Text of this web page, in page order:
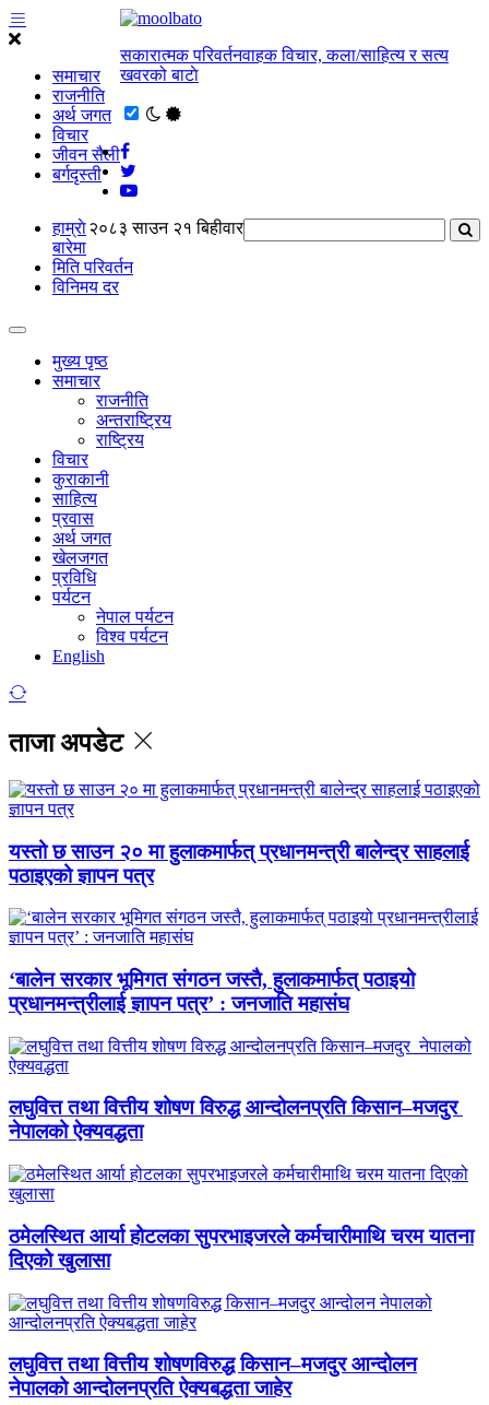
समाचार
राजनीति
अर्थ जगत
विचार
जीवन सैली
बर्गदृस्ती
सकारात्मक परिवर्तनवाहक विचार, कला/साहित्य र सत्य
खवरको बाटाे
२०८३ साउन २१ बिहीवार
हाम्राे
बारेमा
मिति परिवर्तन
विनिमय दर
मुख्य पृष्ठ
समाचार
राजनीति
अन्तराष्ट्रिय
राष्ट्रिय
विचार
कुराकानी
साहित्य
प्रवास
अर्थ जगत
खेलजगत
प्रविधि
पर्यटन
नेपाल पर्यटन
विश्व पर्यटन
English
ताजा अपडेट
यस्तो छ साउन २० मा हुलाकमार्फत् प्रधानमन्त्री बालेन्द्र साहलाई
पठाइएको ज्ञापन पत्र
‘बालेन सरकार भूमिगत संगठन जस्तै, हुलाकमार्फत् पठाइयो
प्रधानमन्त्रीलाई ज्ञापन पत्र’ : जनजाति महासंघ
लघुवित्त तथा वित्तीय शोषण विरुद्ध आन्दोलनप्रति किसान–मजदुर
नेपालको ऐक्यवद्धता
ठमेलस्थित आर्या होटलका सुपरभाइजरले कर्मचारीमाथि चरम यातना
दिएको खुलासा
लघुवित्त तथा वित्तीय शोषणविरुद्ध किसान–मजदुर आन्दोलन
नेपालको आन्दोलनप्रति ऐक्यबद्धता जाहेर